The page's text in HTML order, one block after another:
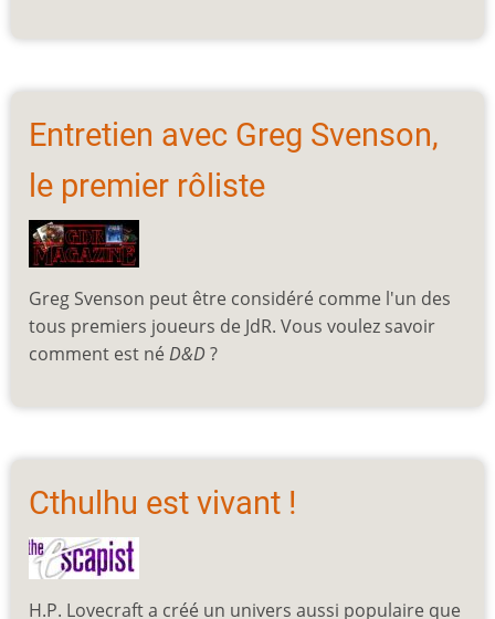
Entretien avec Greg Svenson,
le premier rôliste
Greg Svenson peut être considéré comme l'un des
tous premiers joueurs de JdR. Vous voulez savoir
comment est né D&D ?
Cthulhu est vivant !
H.P. Lovecraft a créé un univers aussi populaire que